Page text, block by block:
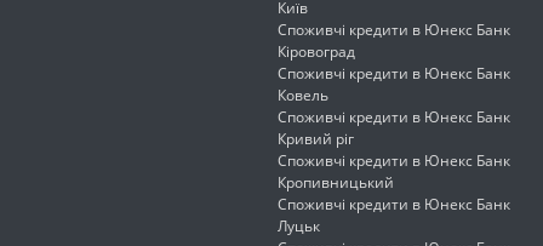
Київ
Споживчі кредити в Юнекс Банк
Кіровоград
Споживчі кредити в Юнекс Банк
Ковель
Споживчі кредити в Юнекс Банк
Кривий ріг
Споживчі кредити в Юнекс Банк
Кропивницький
Споживчі кредити в Юнекс Банк
Луцьк